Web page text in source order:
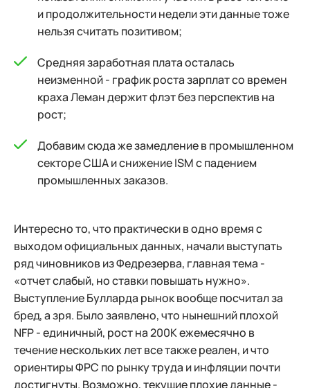
и продолжительности недели эти данные тоже
нельзя считать позитивом;
Средняя заработная плата осталась
неизменной - график роста зарплат со времен
краха Леман держит флэт без перспектив на
рост;
Добавим сюда же замедление в промышленном
секторе США и снижение ISM с падением
промышленных заказов.
Интересно то, что практически в одно время с
выходом официальных данных, начали выступать
ряд чиновников из Федрезерва, главная тема -
«отчет слабый, но ставки повышать нужно».
Выступление Булларда рынок вообще посчитал за
бред, а зря. Было заявлено, что нынешний плохой
NFP - единичный, рост на 200К ежемесячно в
течение нескольких лет все также реален, и что
ориентиры ФРС по рынку труда и инфляции почти
достигнуты. Возможно, текущие плохие данные -